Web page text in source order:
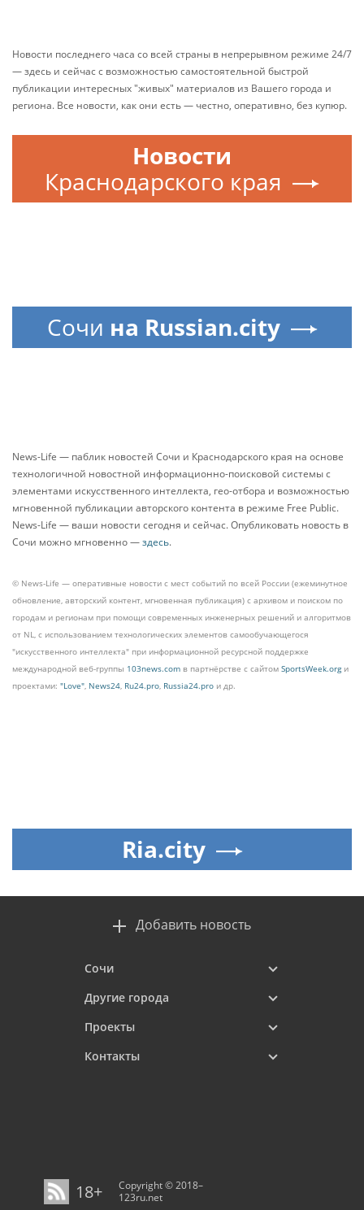
Новости последнего часа со всей страны в непрерывном режиме 24/7
— здесь и сейчас с возможностью самостоятельной быстрой
публикации интересных "живых" материалов из Вашего города и
региона. Все новости, как они есть — честно, оперативно, без купюр.
Новости
Краснодарского края
Сочи на Russian.city
News-Life — паблик новостей Сочи и Краснодарского края на основе
технологичной новостной информационно-поисковой системы с
элементами искусственного интеллекта, гео-отбора и возможностью
мгновенной публикации авторского контента в режиме Free Public.
News-Life — ваши новости сегодня и сейчас. Опубликовать новость в
Сочи можно мгновенно —здесь.
© News-Life — оперативные новости с мест событий по всей России (ежеминутное
обновление, авторский контент, мгновенная публикация) с архивом и поиском по
городам и регионам при помощи современных инженерных решений и алгоритмов
от NL, с использованием технологических элементов самообучающегося
"искусственного интеллекта" при информационной ресурсной поддержке
международной веб-группы 103news.com в партнёрстве с сайтом SportsWeek.orgи
проектами: "Love", News24, Ru24.pro, Russia24.pro и др.
Ria.city
Добавить новость
Сочи
Другие города
Проекты
Контакты
18+
Copyright © 2018–
123ru.net